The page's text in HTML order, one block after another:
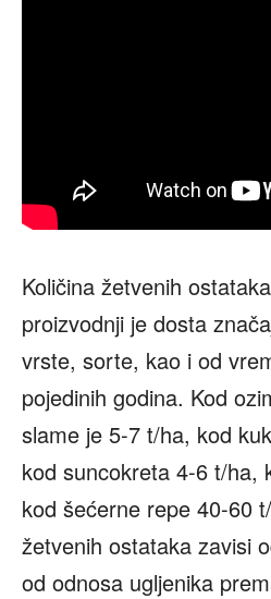
Količina žetvenih
proizvodnji je dosta
vrste, sorte, kao i od
pojedinih godina. Kod
slame je 5-7 t/ha, kod
kod suncokreta 4-6 t/ha,
kod šećerne repe 40-60
žetvenih ostataka zavisi
od odnosa ugljenika